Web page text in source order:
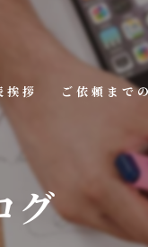
挨拶 ご依頼まで
グ